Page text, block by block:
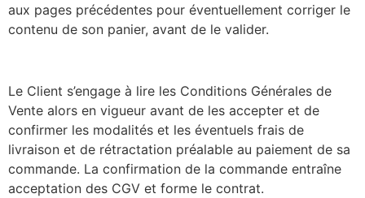
aux pages précédentes pour éventuellement corriger le
contenu de son panier, avant de le valider.
Le Client s’engage à lire les Conditions Générales de
Vente alors en vigueur avant de les accepter et de
confirmer les modalités et les éventuels frais de
livraison et de rétractation préalable au paiement de sa
commande. La confirmation de la commande entraîne
acceptation des CGV et forme le contrat.